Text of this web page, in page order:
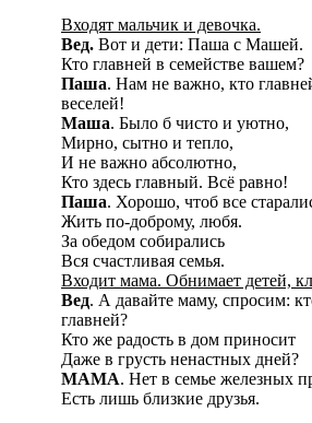
Входят мальчик и девочка.
Вед. Вот и дети: Паша с Машей.
Кто главней в семействе вашем?
Паша. Нам не важно, кто
веселей!
Маша. Было б чисто и уютно,
Мирно, сытно и тепло,
И не важно абсолютно,
Кто здесь главный. Всё равно!
Паша. Хорошо, чтоб все
Жить по-доброму, любя.
За обедом собирались
Вся счастливая семья.
Входит мама. Обнимает детей,
Вед. А давайте маму, спросим:
главней?
Кто же радость в дом приносит
Даже в грусть ненастных дней?
МАМА. Нет в семье железных
Есть лишь близкие друзья.